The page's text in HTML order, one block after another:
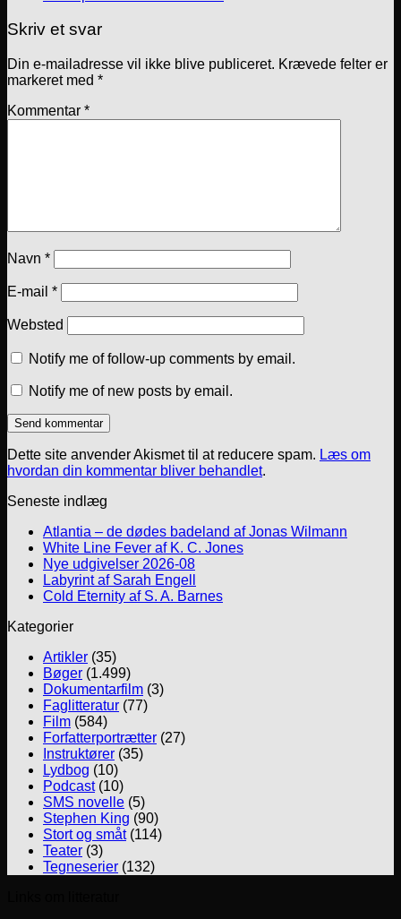
Skriv et svar
Din e-mailadresse vil ikke blive publiceret. Krævede felter er
markeret med *
Kommentar *
Navn *
E-mail *
Websted
Notify me of follow-up comments by email.
Notify me of new posts by email.
Dette site anvender Akismet til at reducere spam. Læs om
hvordan din kommentar bliver behandlet.
Seneste indlæg
Atlantia – de dødes badeland af Jonas Wilmann
White Line Fever af K. C. Jones
Nye udgivelser 2026-08
Labyrint af Sarah Engell
Cold Eternity af S. A. Barnes
Kategorier
Artikler (35)
Bøger (1.499)
Dokumentarfilm (3)
Faglitteratur (77)
Film (584)
Forfatterportrætter (27)
Instruktører (35)
Lydbog (10)
Podcast(10)
SMS novelle (5)
Stephen King (90)
Stort og småt(114)
Teater (3)
Tegneserier (132)